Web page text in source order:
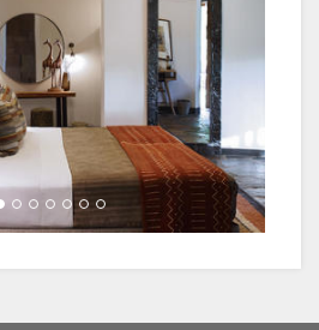
aux cookies
votre expérience et vous offrir
nous utilisons des cookies.
vos préférences ou à consulter
pour plus